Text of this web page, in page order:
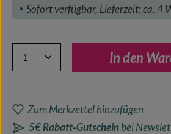
Sofort verfügbar, Lieferzeit: ca. 4
Produkt Anzahl: Gib denIn den
Zum Merkzettel hinzufügen
5€ Rabatt-Gutscheinbei